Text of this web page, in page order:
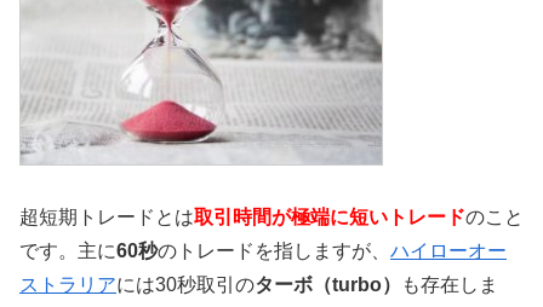
超短期トレードとは取引時間が極端に短いトレードのこと
です。主に60秒のトレードを指しますが、 ハイローオー
ストラリアには30秒取引のターボ（turbo）
も存在しま